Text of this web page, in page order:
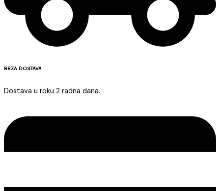
BRZA DOSTAVA
Dostava u roku 2 radna dana.